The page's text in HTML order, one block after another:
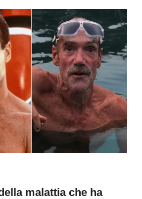
malattia che ha